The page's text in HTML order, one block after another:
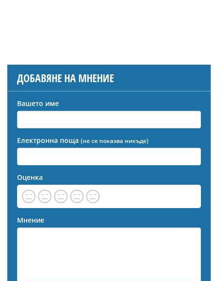
ДОБАВЯНЕ НА МНЕНИЕ
Вашето име
Електронна поща (не се показва никъде)
Оценка
Мнение